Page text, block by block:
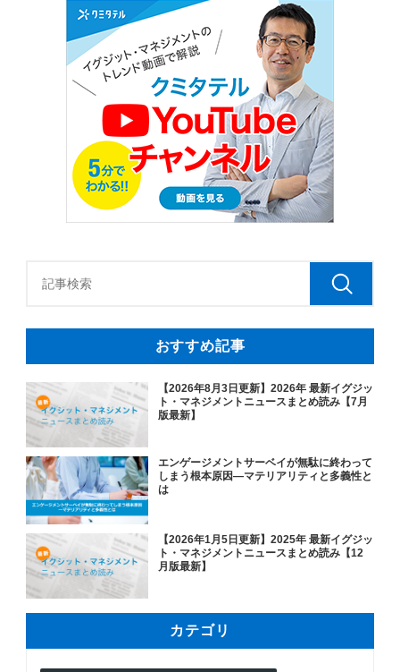
おすすめ記事
【2026年8月3日更新】2026年 最新イグジッ
ト・マネジメントニュースまとめ読み【7月
版最新】
エンゲージメントサーベイが無駄に終わって
しまう根本原因―マテリアリティと多義性と
は
【2026年1月5日更新】2025年 最新イグジッ
ト・マネジメントニュースまとめ読み【12
月版最新】
カテゴリ